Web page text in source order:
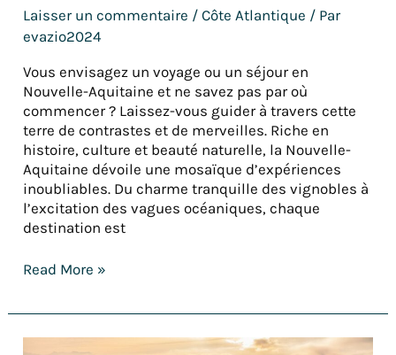
Laisser un commentaire /Côte Atlantique / Par
evazio2024
Vous envisagez un voyage ou un séjour en
Nouvelle-Aquitaine et ne savez pas par où
commencer ? Laissez-vous guider à travers cette
terre de contrastes et de merveilles. Riche en
histoire, culture et beauté naturelle, la Nouvelle-
Aquitaine dévoile une mosaïque d’expériences
inoubliables. Du charme tranquille des vignobles à
l’excitation des vagues océaniques, chaque
destination est
Read More »